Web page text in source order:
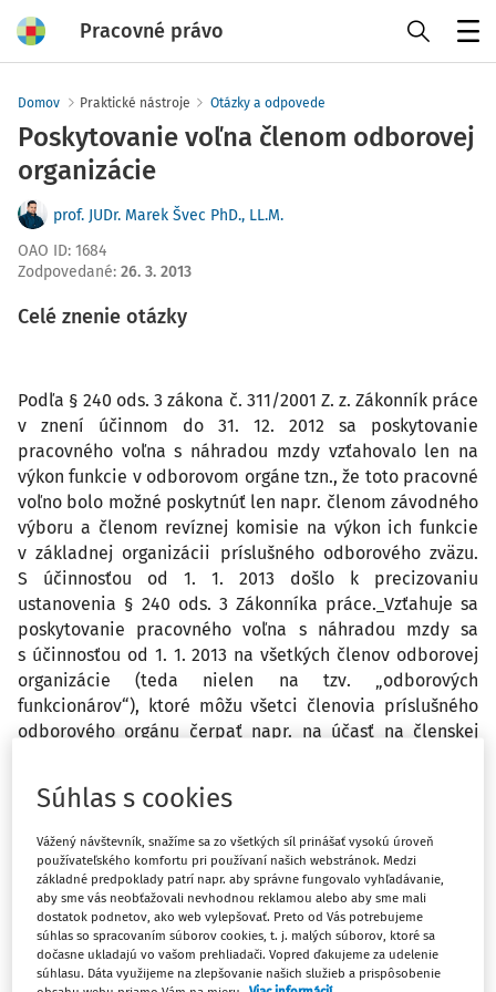
Pracovné právo
Domov Praktické nástroje Otázky a odpovede
Poskytovanie voľna členom odborovej
organizácie
prof. JUDr. Marek Švec PhD., LL.M.
OAO ID: 1684
Zodpovedané: 26. 3. 2013
Celé znenie otázky
Podľa § 240 ods. 3 zákona č. 311/2001 Z. z. Zákonník práce
v znení účinnom do 31. 12. 2012 sa poskytovanie
pracovného voľna s náhradou mzdy vzťahovalo len na
výkon funkcie v odborovom orgáne tzn., že toto pracovné
voľno bolo možné poskytnúť len napr. členom závodného
výboru a členom revíznej komisie na výkon ich funkcie
v základnej organizácii príslušného odborového zväzu.
S účinnosťou od 1. 1. 2013 došlo k precizovaniu
ustanovenia § 240 ods. 3 Zákonníka práce. Vzťahuje sa
poskytovanie pracovného voľna s náhradou mzdy sa
s účinnosťou od 1. 1. 2013 na všetkých členov odborovej
organizácie (teda nielen na tzv. „odborových
funkcionárov“), ktoré môžu všetci členovia príslušného
odborového orgánu čerpať napr. na účasť na členskej
základnou organizáciou odborového zväzu ?
Ak sa zamestnávateľ dohodne s príslušným odborovým
orgánom v kolektívnej zmluve, že pracovné voľno
Súhlas s cookies
Vážený návštevník, snažíme sa zo všetkých síl prinášať vysokú úroveň
používateľského komfortu pri používaní našich webstránok. Medzi
základné predpoklady patrí napr. aby správne fungovalo vyhľadávanie,
aby sme vás neobťažovali nevhodnou reklamou alebo aby sme mali
dostatok podnetov, ako web vylepšovať. Preto od Vás potrebujeme
súhlas so spracovaním súborov cookies, t. j. malých súborov, ktoré sa
dočasne ukladajú vo vašom prehliadači. Vopred ďakujeme za udelenie
súhlasu. Dáta využijeme na zlepšovanie našich služieb a prispôsobenie